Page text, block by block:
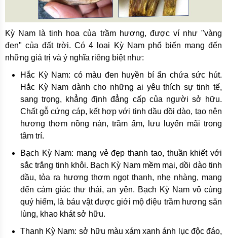
Kỳ Nam là tinh hoa của trầm hương, được ví như "vàng
đen" của đất trời. Có 4 loại Kỳ Nam phổ biến mang đến
những giá trị và ý nghĩa riêng biệt như:
Hắc Kỳ Nam: có màu đen huyền bí ẩn chứa sức hút.
Hắc Kỳ Nam dành cho những ai yêu thích sự tinh tế,
sang trọng, khẳng định đẳng cấp của người sở hữu.
Chất gỗ cứng cáp, kết hợp với tinh dầu dồi dào, tạo nên
hương thơm nồng nàn, trầm ấm, lưu luyến mãi trong
tâm trí.
Bạch Kỳ Nam: mang vẻ đẹp thanh tao, thuần khiết với
sắc trắng tinh khôi. Bạch Kỳ Nam mềm mại, dồi dào tinh
dầu, tỏa ra hương thơm ngọt thanh, nhẹ nhàng, mang
đến cảm giác thư thái, an yên. Bạch Kỳ Nam vô cùng
quý hiếm, là báu vật được giới mộ điệu trầm hương săn
lùng, khao khát sở hữu.
Thanh Kỳ Nam: sở hữu màu xám xanh ánh lục độc đáo,